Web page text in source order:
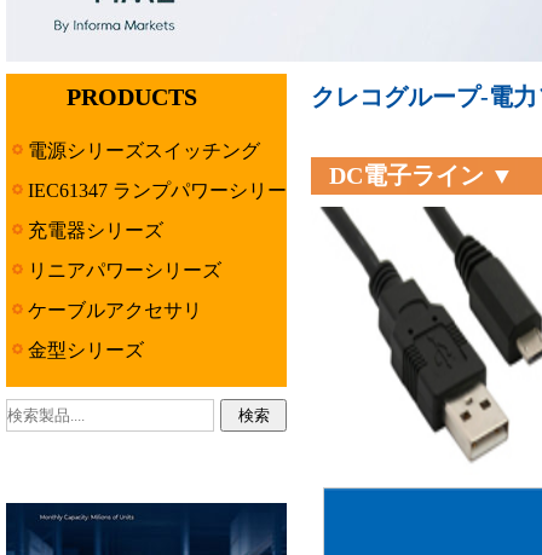
PRODUCTS
電源シリーズスイッチング
IEC61347 ランプパワーシリー
ズ充電器シリーズ
リニアパワーシリーズ
ケーブルアクセサリ
金型シリーズ
クレコグループ-電
DC電子ライン ▼